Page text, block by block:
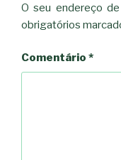
O seu endereço
obrigatórios
Comentário *